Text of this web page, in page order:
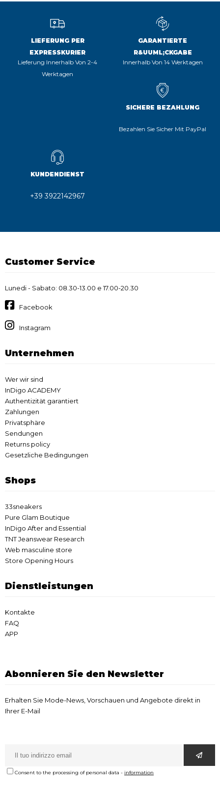
LIEFERUNG PER
EXPRESSKURIER
Lieferung Innerhalb Von 2-4
Werktagen
GARANTIERTE
R&UUML;CKGABE
Innerhalb Von 14 Werktagen
SICHERE BEZAHLUNG
Bezahlen Sie Sicher Mit PayPal
KUNDENDIENST
+39 3922142967
Customer Service
Lunedi - Sabato: 08.30-13.00 e 17.00-20.30
Facebook
Instagram
Unternehmen
Wer wir sind
InDigo ACADEMY
Authentizität garantiert
Zahlungen
Privatsphäre
Sendungen
Returns policy
Gesetzliche Bedingungen
Shops
33sneakers
Pure Glam Boutique
InDigo After and Essential
TNT Jeanswear Research
Web masculine store
Store Opening Hours
Dienstleistungen
Kontakte
FAQ
APP
Abonnieren Sie den Newsletter
Erhalten Sie Mode-News, Vorschauen und Angebote direkt in
Ihrer E-Mail
Consent to the processing of personal data - information